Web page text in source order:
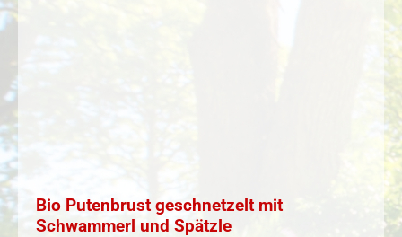
Bio Putenbrust geschnetzelt mit
Schwammerl und Spätzle